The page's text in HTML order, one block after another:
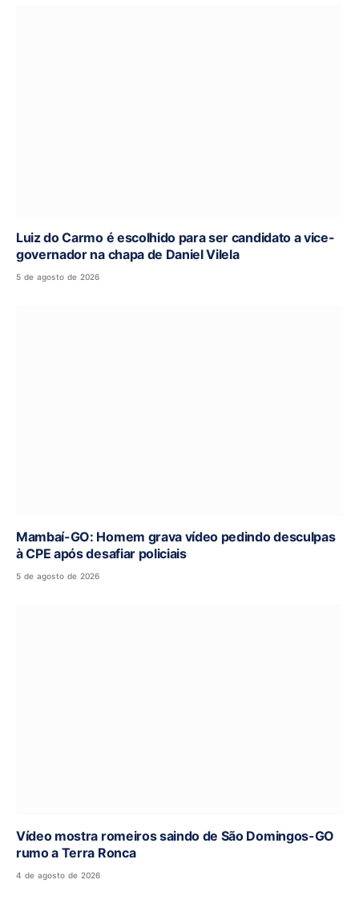
Luiz do Carmo é escolhido para ser candidato a vice-
governador na chapa de Daniel Vilela
5 de agosto de 2026
Mambaí-GO: Homem grava vídeo pedindo desculpas
à CPE após desafiar policiais
5 de agosto de 2026
Vídeo mostra romeiros saindo de São Domingos-GO
rumo a Terra Ronca
4 de agosto de 2026